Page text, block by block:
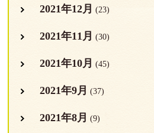
2021年12月 (23)
2021年11月 (30)
2021年10月 (45)
2021年9月 (37)
2021年8月 (9)